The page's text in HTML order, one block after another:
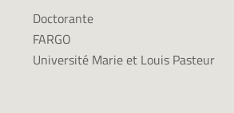
Doctorante
FARGO
Université Marie et Louis Pasteur